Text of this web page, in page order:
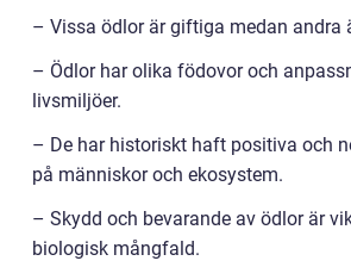
– Vissa ödlor är giftiga medan andra
– Ödlor har olika födovor och
livsmiljöer.
– De har historiskt haft positiva och
på människor och ekosystem.
– Skydd och bevarande av ödlor är
biologisk mångfald.